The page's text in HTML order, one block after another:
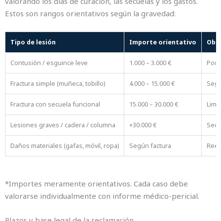
Estos son rangos orientativos según la gravedad:
Tipo de lesión Importe orientativo
Contusión / esguince leve 1.000 – 3.000 €
Fractura simple (muñeca, tobillo) 4.000 – 15.000 €
Fractura con secuela funcional 15.000 – 30.000 €
Lesiones graves / cadera / columna +30.000 €
Daños materiales (gafas, móvil, ropa) Según factura
*Importes meramente orientativos. Cada caso debe
valorarse individualmente con informe médico-pericial.